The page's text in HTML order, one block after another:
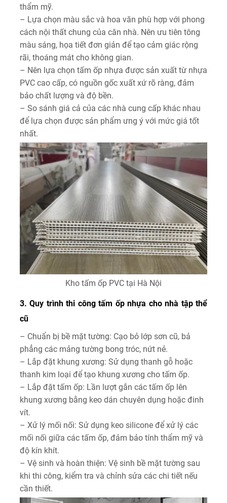
thẩm mỹ.
– Lựa chọn màu sắc và hoa văn phù hợp với phong
cách nội thất chung của căn nhà. Nên ưu tiên tông
màu sáng, họa tiết đơn giản để tạo cảm giác rộng
rãi, thoáng mát cho không gian.
– Nên lựa chọn tấm ốp nhựa được sản xuất từ nhựa
PVC cao cấp, có nguồn gốc xuất xứ rõ ràng, đảm
bảo chất lượng và độ bền.
– So sánh giá cả của các nhà cung cấp khác nhau
để lựa chọn được sản phẩm ưng ý với mức giá tốt
nhất.
Kho tấm ốp PVC tại Hà Nội
3. Quy trình thi công tấm ốp nhựa cho nhà tập thể
cũ
– Chuẩn bị bề mặt tường: Cạo bỏ lớp sơn cũ, bả
phẳng các mảng tường bong tróc, nứt nẻ.
– Lắp đặt khung xương: Sử dụng thanh gỗ hoặc
thanh kim loại để tạo khung xương cho tấm ốp.
– Lắp đặt tấm ốp: Lần lượt gắn các tấm ốp lên
khung xương bằng keo dán chuyên dụng hoặc đinh
vít.
– Xử lý mối nối: Sử dụng keo silicone để xử lý các
mối nối giữa các tấm ốp, đảm bảo tính thẩm mỹ và
độ kín khít.
– Vệ sinh và hoàn thiện: Vệ sinh bề mặt tường sau
khi thi công, kiểm tra và chỉnh sửa các chi tiết nếu
cần thiết.